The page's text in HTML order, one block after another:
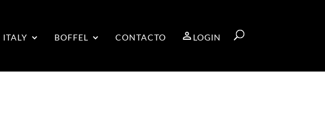
BOFFEL CONTACTO LOGIN